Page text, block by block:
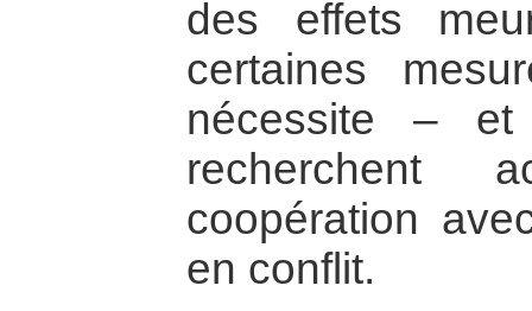
des effets
certaines
nécessite –
recherchent
coopération
en conflit.